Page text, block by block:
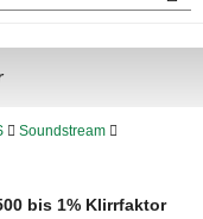
Soundstream
bis 1% Klirrfaktor